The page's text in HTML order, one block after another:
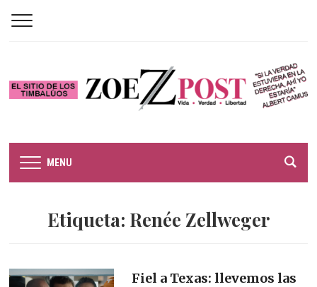
MENU
Etiqueta: Renée Zellweger
Fiel a Texas: llevemos las